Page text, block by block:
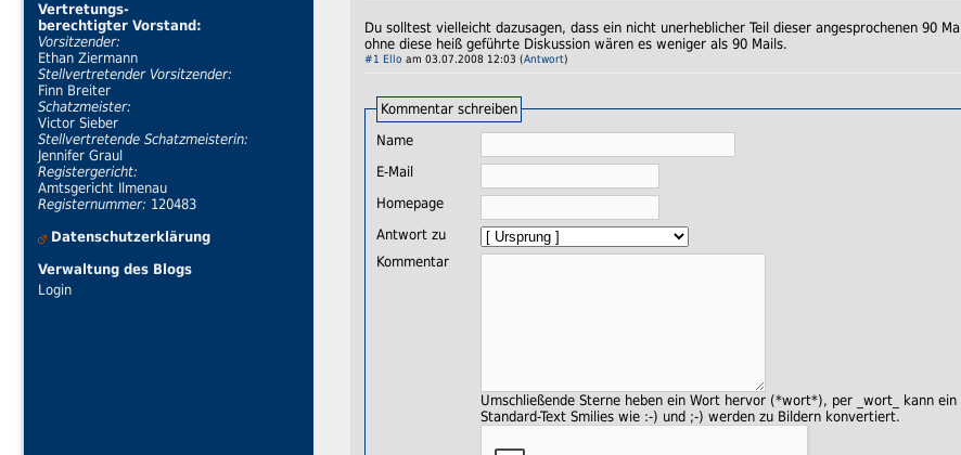
Vertretungs-
berechtigter Vorstand:
Vorsitzender:
Ethan Ziermann
Stellvertretender Vorsitzender:
Finn Breiter
Schatzmeister:
Victor Sieber
Stellvertretende Schatzmeisterin:
Jennifer Graul
Registergericht:
Amtsgericht Ilmenau
Registernummer: 120483
Datenschutzerklärung
Verwaltung des Blogs
Login
Du solltest vielleicht dazusagen, dass ein nicht unerheblicher Teil dieser angesprochenen 90
ohne diese heiß geführte Diskussion wären es weniger als 90 Mails.
#1 Ello am 03.07.2008 12:03 (Antwort)
Kommentar schreiben
Name
E-Mail
Homepage
Antwort zu
Kommentar
Umschließende Sterne heben ein Wort hervor (*wort*), per _wort_ kann
Standard-Text Smilies wie :-) und ;-) werden zu Bildern konvertiert.